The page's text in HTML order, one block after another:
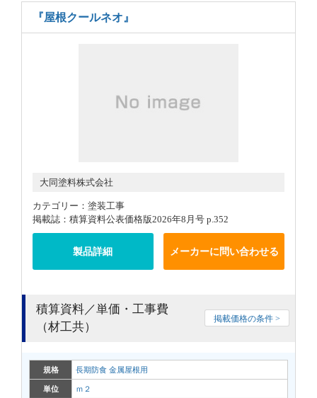
『屋根クールネオ』
大同塗料株式会社
カテゴリー：塗装工事
掲載誌：積算資料公表価格版2026年8月号 p.352
製品詳細 メーカーに問い合わせる
積算資料／単価・工事費
（材工共）
掲載価格の条件 >
規格 長期防食 金属屋根用
単位 ｍ２